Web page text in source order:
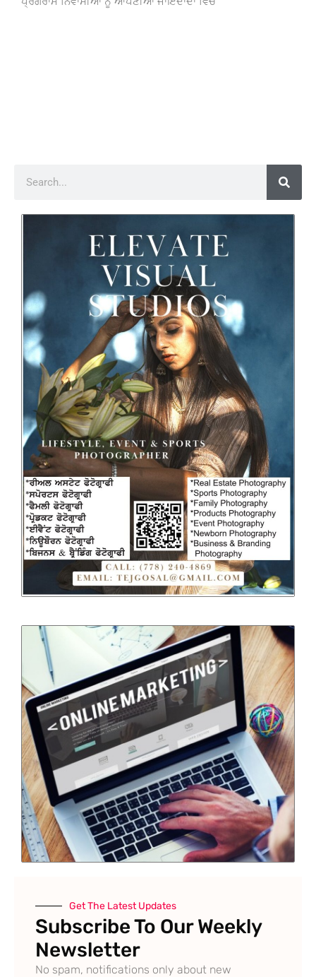
Get The Latest Updates
Subscribe To Our Weekly
Newsletter
No spam, notifications only about new